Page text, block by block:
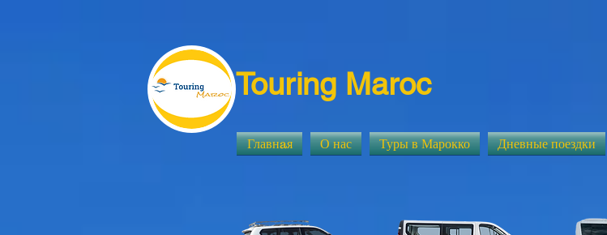
Touring Maroc
Главнaя О нас Туры в Марокко Дневные поездки